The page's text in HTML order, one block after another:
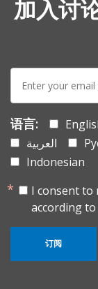
加入讨
mail:
语言:
العربية
Indonesian
I consent to
according
订阅